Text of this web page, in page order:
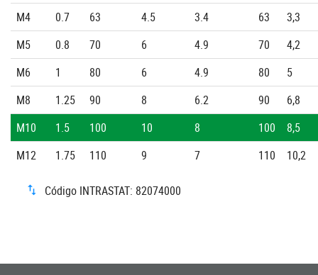
M4
0.7 63 4.5 3.4 63
3,3
M5
0.8 70 6 4.9 70
4,2
M6
1 80 6 4.9 80
5
M8
1.25 90 8 6.2 90
6,8
M10
1.5 100 10 8 100
8,5
M12
1.75 110 9 7 110 10,2
Código INTRASTAT: 82074000